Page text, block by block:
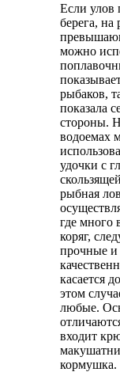
Если улов
берега, на
можно
рыбаков,
показала
стороны.
водоемах
удочки с
рыбная
где много
коряг,
прочные и
касается
этом
любые.
входит
кормушка.